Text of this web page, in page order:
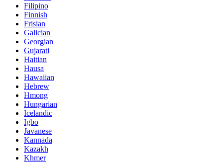
Filipino
Finnish
Frisian
Galician
Georgian
Gujarati
Haitian
Hausa
Hawaiian
Hebrew
Hmong
Hungarian
Icelandic
Igbo
Javanese
Kannada
Kazakh
Khmer